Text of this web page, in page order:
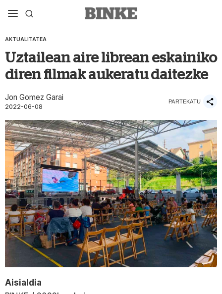
AKTUALITATEA
Uztailean aire librean eskainiko
diren filmak aukeratu daitezke
Jon Gomez Garai
2022-06-08
PARTEKATU
Aisialdia